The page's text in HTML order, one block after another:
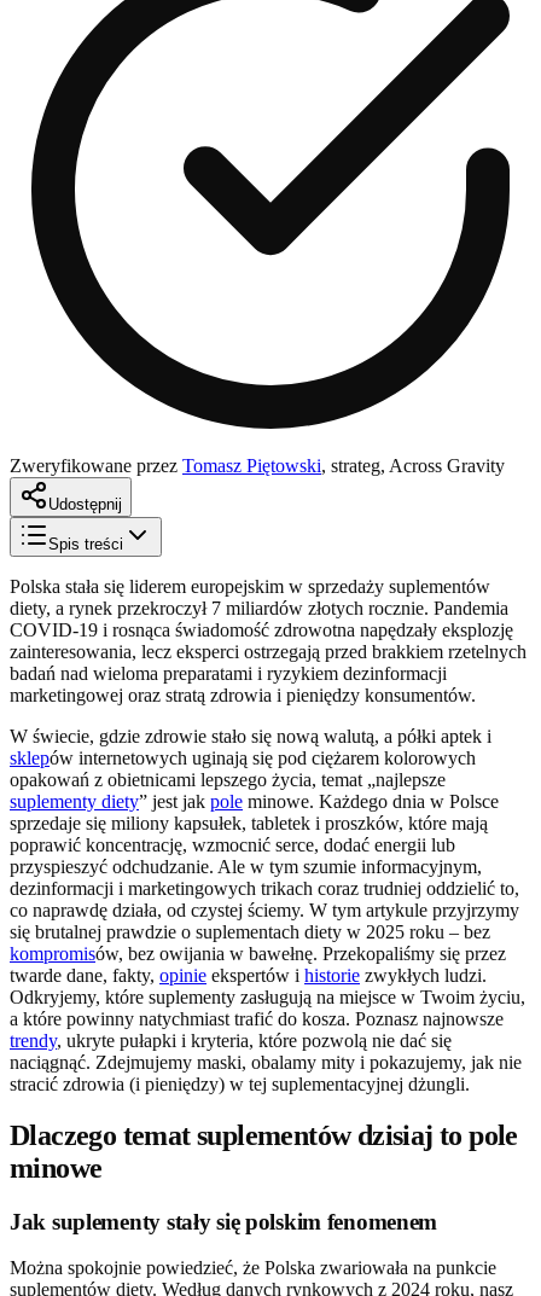
Zweryfikowane przez Tomasz Piętowski, strateg, Across Gravity
Udostępnij
Spis treści
Polska stała się liderem europejskim w sprzedaży suplementów
diety, a rynek przekroczył 7 miliardów złotych rocznie. Pandemia
COVID-19 i rosnąca świadomość zdrowotna napędzały eksplozję
zainteresowania, lecz eksperci ostrzegają przed brakkiem rzetelnych
badań nad wieloma preparatami i ryzykiem dezinformacji
marketingowej oraz stratą zdrowia i pieniędzy konsumentów.
W świecie, gdzie zdrowie stało się nową walutą, a półki aptek i
sklepów internetowych uginają się pod ciężarem kolorowych
opakowań z obietnicami lepszego życia, temat „najlepsze
suplementy diety” jest jak pole minowe. Każdego dnia w Polsce
sprzedaje się miliony kapsułek, tabletek i proszków, które mają
poprawić koncentrację, wzmocnić serce, dodać energii lub
przyspieszyć odchudzanie. Ale w tym szumie informacyjnym,
dezinformacji i marketingowych trikach coraz trudniej oddzielić to,
co naprawdę działa, od czystej ściemy. W tym artykule przyjrzymy
się brutalnej prawdzie o suplementach diety w 2025 roku – bez
kompromisów, bez owijania w bawełnę. Przekopaliśmy się przez
twarde dane, fakty, opinie ekspertów i historie zwykłych ludzi.
Odkryjemy, które suplementy zasługują na miejsce w Twoim życiu,
a które powinny natychmiast trafić do kosza. Poznasz najnowsze
trendy, ukryte pułapki i kryteria, które pozwolą nie dać się
naciągnąć. Zdejmujemy maski, obalamy mity i pokazujemy, jak nie
stracić zdrowia (i pieniędzy) w tej suplementacyjnej dżungli.
Dlaczego temat suplementów dzisiaj to pole
minowe
Jak suplementy stały się polskim fenomenem
Można spokojnie powiedzieć, że Polska zwariowała na punkcie
suplementów diety. Według danych rynkowych z 2024 roku, nasz